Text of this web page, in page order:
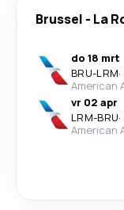
Brussel - La
do 18 mrt
BRU-LRM·
American
vr 02 apr
LRM-BRU·
American